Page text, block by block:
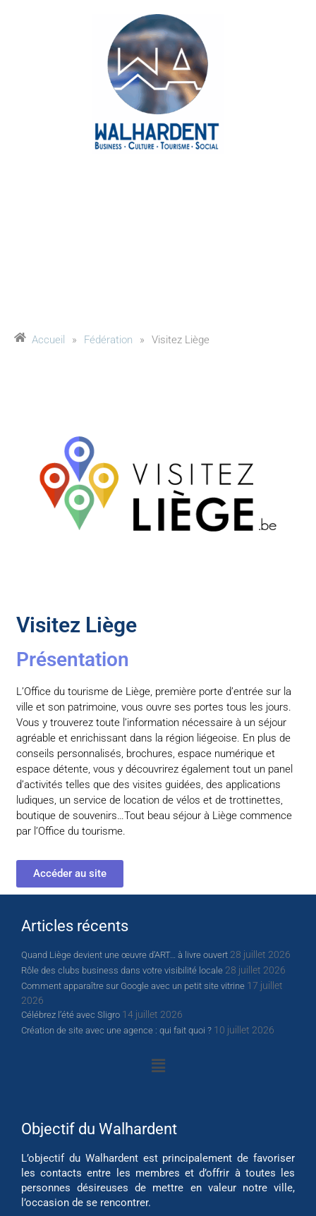
Accueil » Fédération » Visitez Liège
Visitez Liège
Présentation
L’Office du tourisme de Liège, première porte d’entrée sur la
ville et son patrimoine, vous ouvre ses portes tous les jours.
Vous y trouverez toute l’information nécessaire à un séjour
agréable et enrichissant dans la région liégeoise. En plus de
conseils personnalisés, brochures, espace numérique et
espace détente, vous y découvrirez également tout un panel
d’activités telles que des visites guidées, des applications
ludiques, un service de location de vélos et de trottinettes,
boutique de souvenirs…Tout beau séjour à Liège commence
par l’Office du tourisme.
Accéder au site
Articles récents
Quand Liège devient une œuvre d’ART… à livre ouvert 28 juillet 2026
Rôle des clubs business dans votre visibilité locale 28 juillet 2026
Comment apparaître sur Google avec un petit site vitrine 17 juillet
2026
Célébrez l’été avec Sligro 14 juillet 2026
Création de site avec une agence : qui fait quoi ? 10 juillet 2026
Objectif du Walhardent
L’objectif du Walhardent est principalement de favoriser
les contacts entre les membres et d’offrir à toutes les
personnes désireuses de mettre en valeur notre ville,
l’occasion de se rencontrer.